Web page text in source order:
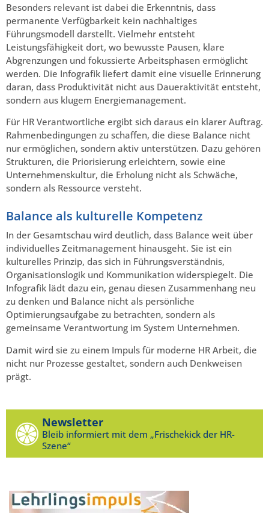
Besonders relevant ist dabei die Erkenntnis, dass
permanente Verfügbarkeit kein nachhaltiges
Führungsmodell darstellt. Vielmehr entsteht
Leistungsfähigkeit dort, wo bewusste Pausen, klare
Abgrenzungen und fokussierte Arbeitsphasen ermöglicht
werden. Die Infografik liefert damit eine visuelle Erinnerung
daran, dass Produktivität nicht aus Daueraktivität entsteht,
sondern aus klugem Energiemanagement.
Für HR Verantwortliche ergibt sich daraus ein klarer Auftrag.
Rahmenbedingungen zu schaffen, die diese Balance nicht
nur ermöglichen, sondern aktiv unterstützen. Dazu gehören
Strukturen, die Priorisierung erleichtern, sowie eine
Unternehmenskultur, die Erholung nicht als Schwäche,
sondern als Ressource versteht.
Balance als kulturelle Kompetenz
In der Gesamtschau wird deutlich, dass Balance weit über
individuelles Zeitmanagement hinausgeht. Sie ist ein
kulturelles Prinzip, das sich in Führungsverständnis,
Organisationslogik und Kommunikation widerspiegelt. Die
Infografik lädt dazu ein, genau diesen Zusammenhang neu
zu denken und Balance nicht als persönliche
Optimierungsaufgabe zu betrachten, sondern als
gemeinsame Verantwortung im System Unternehmen.
Damit wird sie zu einem Impuls für moderne HR Arbeit, die
nicht nur Prozesse gestaltet, sondern auch Denkweisen
prägt.
Newsletter
Bleib informiert mit dem „Frischekick der HR-
Szene“